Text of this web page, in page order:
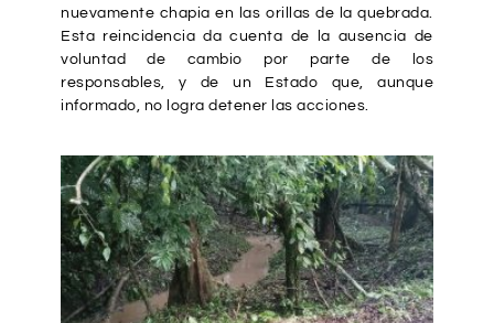
nuevamente chapia en las orillas de la quebrada.
Esta reincidencia da cuenta de la ausencia de
voluntad de cambio por parte de los
responsables, y de un Estado que, aunque
informado, no logra detener las acciones.